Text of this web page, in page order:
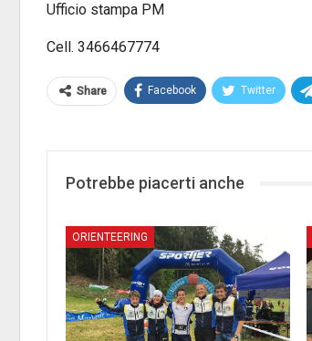
Ufficio stampa PM
Cell. 3466467774
Share Facebook Twitter
Potrebbe piacerti anche
ORIENTEERING